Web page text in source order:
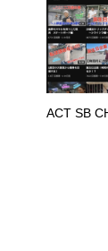
ACT SB